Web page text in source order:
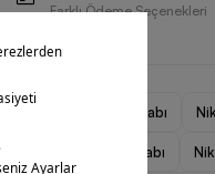
Farklı Ödeme Seçenekleri
Kadın Spor Ayakkabı
Nike Kadın Ayakkabı